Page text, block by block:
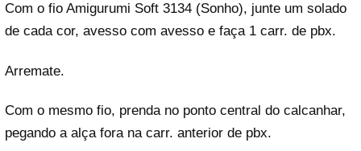
Com o fio Amigurumi Soft 3134 (Sonho), junte um solado
de cada cor, avesso com avesso e faça 1 carr. de pbx.
Arremate.
Com o mesmo fio, prenda no ponto central do calcanhar,
pegando a alça fora na carr. anterior de pbx.